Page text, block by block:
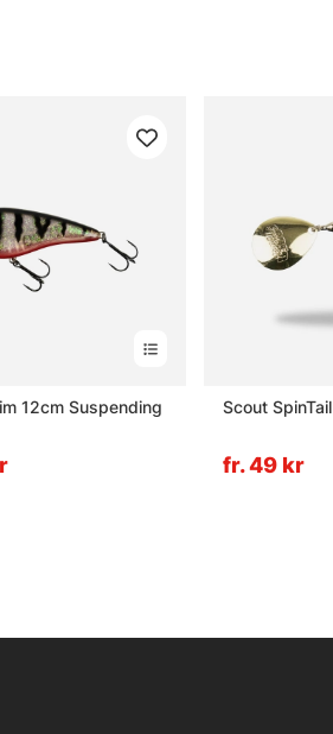
12cm Suspending Scout SpinTail
fr. 49 kr